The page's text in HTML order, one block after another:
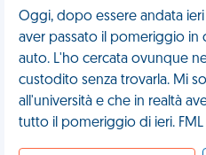
Oggi, dopo essere andata
aver passato il pomeriggio in
auto. L'ho cercata ovunque
custodito senza trovarla. Mi
all'università e che in realtà
tutto il pomeriggio di ieri. FML